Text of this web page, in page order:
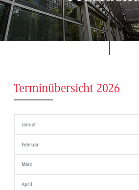
Terminübersicht 2026
Januar
Februar
März
April